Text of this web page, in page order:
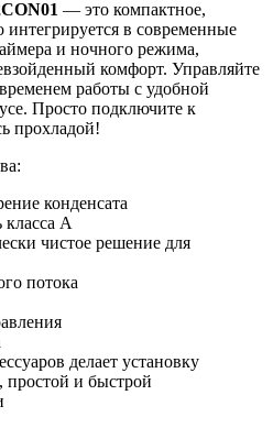
— это компактное,
интегрируется в современные
и ночного режима,
комфорт. Управляйте
работы с удобной
Просто подключите к
прохладой!
конденсата
класса А
чистое решение для
потока
делает установку
простой и быстрой